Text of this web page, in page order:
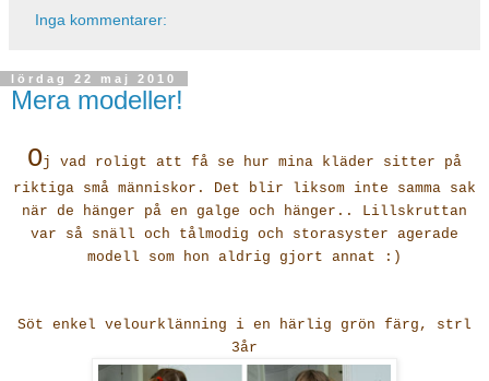
Inga kommentarer:
lördag 22 maj 2010
Mera modeller!
Oj vad roligt att få se hur mina kläder sitter på
riktiga små människor. Det blir liksom inte samma sak
när de hänger på en galge och hänger.. Lillskruttan
var så snäll och tålmodig och storasyster agerade
modell som hon aldrig gjort annat :)
Söt enkel velourklänning i en härlig grön färg, strl
3år